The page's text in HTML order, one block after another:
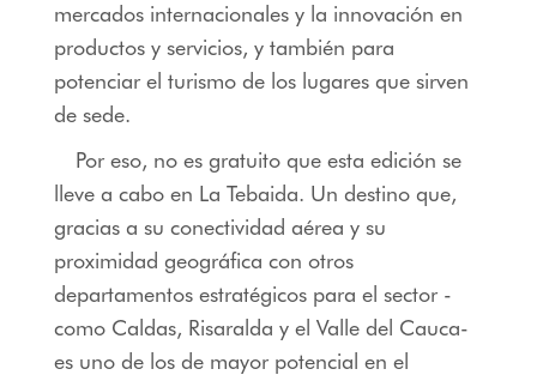
mercados internacionales y la innovación en
productos y servicios, y también para
potenciar el turismo de los lugares que sirven
de sede.
Por eso, no es gratuito que esta edición se
lleve a cabo en La Tebaida. Un destino que,
gracias a su conectividad aérea y su
proximidad geográfica con otros
departamentos estratégicos para el sector -
como Caldas, Risaralda y el Valle del Cauca-
es uno de los de mayor potencial en el